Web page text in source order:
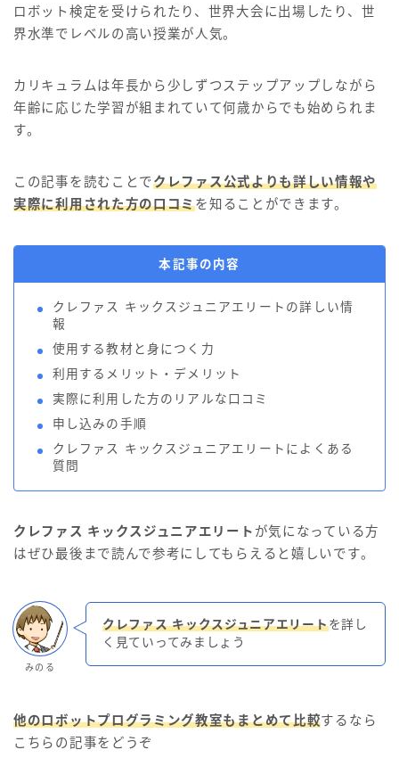
ロボット検定を受けられたり、世界大会に出場したり、世
界水準でレベルの高い授業が人気。
カリキュラムは年長から少しずつステップアップしながら
年齢に応じた学習が組まれていて何歳からでも始められま
す。
この記事を読むことでクレファス公式よりも詳しい情報や
実際に利用された方の口コミを知ることができます。
本記事の内容
クレファス キックスジュニアエリートの詳しい情
報
使用する教材と身につく力
利用するメリット・デメリット
実際に利用した方のリアルな口コミ
申し込みの手順
クレファス キックスジュニアエリートによくある
質問
クレファス キックスジュニアエリート が気になっている方
はぜひ最後まで読んで参考にしてもらえると嬉しいです。
みのる
クレファス キックスジュニアエリートを詳し
く見ていってみましょう
他のロボットプログラミング教室もまとめて比較するなら
こちらの記事をどうぞ